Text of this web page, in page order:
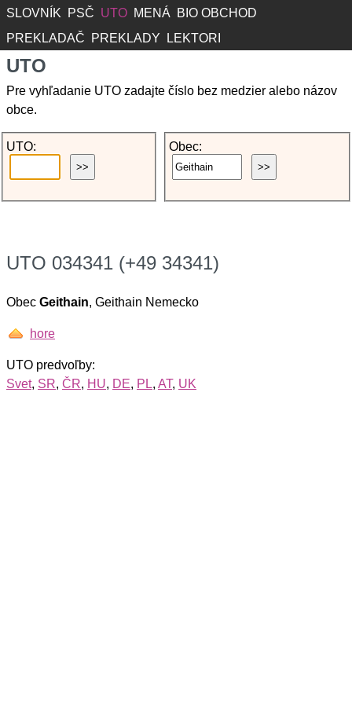
SLOVNÍK PSČ UTO MENÁ
BIO OBCHOD
PREKLADAČ
PREKLADY LEKTORI
UTO
Pre vyhľadanie UTO zadajte číslo bez medzier alebo názov
obce.
UTO: Obec:
UTO 034341 (+49 34341)
Obec Geithain, Geithain Nemecko
hore
UTO predvoľby:
Svet, SR, ČR, HU, DE, PL, AT, UK